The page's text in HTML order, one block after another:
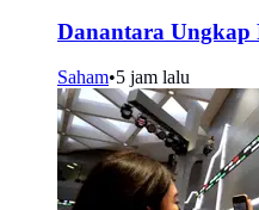
Danantara
Saham•5 jam lalu